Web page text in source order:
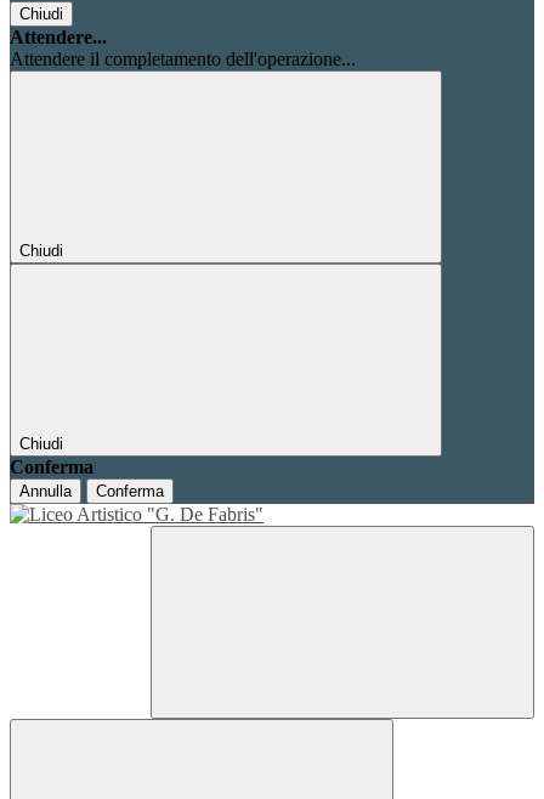
Chiudi
Attendere...
Attendere il completamento dell'operazione...
Chiudi
Chiudi
Conferma
Annulla Conferma